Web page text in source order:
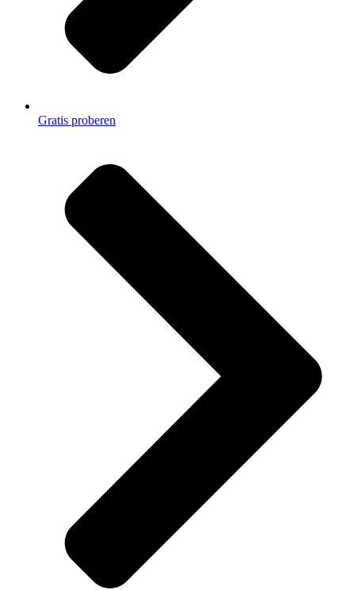
Gratis proberen